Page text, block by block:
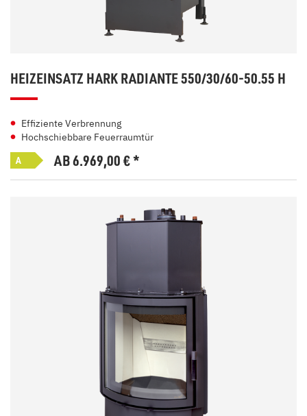
HEIZEINSATZ HARK RADIANTE 550/30/60-50.55 H
Effiziente Verbrennung
Hochschiebbare Feuerraumtür
A AB 6.969,00€*